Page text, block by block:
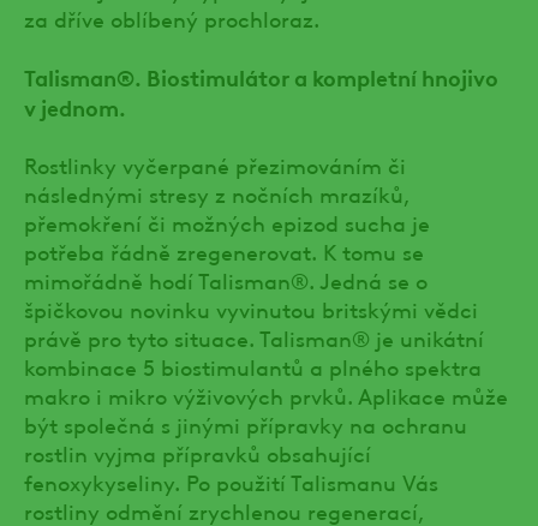
za dříve oblíbený prochloraz.
Talisman®. Biostimulátor a kompletní hnojivo
v jednom.
Rostlinky vyčerpané přezimováním či
následnými stresy z nočních mrazíků,
přemokření či možných epizod sucha je
potřeba řádně zregenerovat. K tomu se
mimořádně hodí Talisman®. Jedná se o
špičkovou novinku vyvinutou britskými vědci
právě pro tyto situace. Talisman® je unikátní
kombinace 5 biostimulantů a plného spektra
makro i mikro výživových prvků. Aplikace může
být společná s jinými přípravky na ochranu
rostlin vyjma přípravků obsahující
fenoxykyseliny. Po použití Talismanu Vás
rostliny odmění zrychlenou regenerací,